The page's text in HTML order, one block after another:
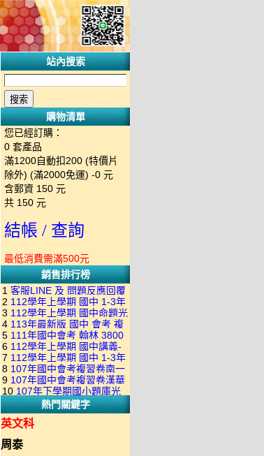
站內搜索
購物清單
您已經訂購：
0 套產品
滿1200自動扣200 (特價片
除外) (滿2000免運) -0 元
含郵資 150 元
共 150 元
結帳 / 查詢
最低消費需滿500元
銷售排行榜
1 客服LINE 及 問題反應回覆
方式 下單後出現訂單編號就
是訂購成功 不會有回覆信
2 112學年上學期 國中 1-3年
級 校用卷 (含南一.康軒.翰林.
全科目.全部卷.含解答)完整版
(2DVD)
3 112學年上學期 國中命題光
碟 康軒版 1-3年級(含108課
綱)(全年級、全領域) 題庫光
碟(不包含：藝文+綜合+健體)
4 113年最新版 國中 會考 複
習卷講義 共18卷(含南一百分
百EZ+南一超會考+康軒麻辣
+康軒會考勝經+康軒易點通
+康軒圖解E點通+漢華大聯盟
+翰林大滿貫+翰林橘子+翰林
Lite輕+翰林主題探索+奇鼎
KO+奇鼎進會考+金安新思維
+金安雙向溝通+金安會考
735+建弘細說.活用+漢華達
5 111年國中會考 翰林 3800
應用題彙編 + 南一 3688 應用
題彙編+南一歷屆試題+康軒
3800+ 應用題彙編 1-3年級 卷
類光碟
6 112學年上學期 國中講義-
題型較難(康軒新挑戰麻辣講
義+翰林超級翰將講義+南一學
習標竿講義) 1-3年級 合輯版
DVD版
7 112學年上學期 國中 1-3年
級 習作解答+課本解答(含康
軒.南一.翰林全版本.全科目)
合輯版 DVD版
8 107年國中會考複習卷南一
版 ( 點線面 )全科目.九科含解
答.合輯正式版
9 107年國中會考複習卷漢華
版 ( 達陣 ) 全科目.八科含解
答.合輯正式版
10 107年下學期國小題庫光
碟-南一版（1～6年級）全科
目合輯版 (三片裝)
熱門關鍵字
英文科
周泰